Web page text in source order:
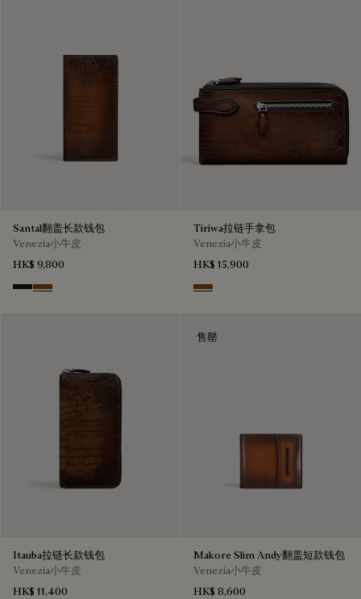
Santal翻盖长款钱包
Venezia小牛皮
HK$ 9,800
Nero Grigio
Cacao Intenso
Tiriwa拉链手拿包
Venezia小牛皮
HK$ 15,900
Cacao Intenso
Itauba拉链长款钱包
Venezia小牛皮
HK$ 11,400
售罄
Makore Slim Andy翻盖短款钱包
Venezia小牛皮
HK$ 8,600